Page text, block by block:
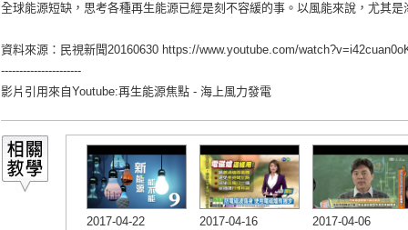
全球能源短缺，思考各種再生能源已經是刻不容緩的事。以風能來說，尤其
資料來源：民視新聞20160630 https://www.youtube.com/
----------------------
影片引用來自Youtube:再生能源焦點 - 海上風力發電
2017-04-22
2017-04-16
2017-04-06